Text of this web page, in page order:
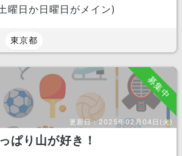
曜日か日曜日がメイン)
東京都
募集中
更新日：2025年02月04日(火)
ぱり山が好き！